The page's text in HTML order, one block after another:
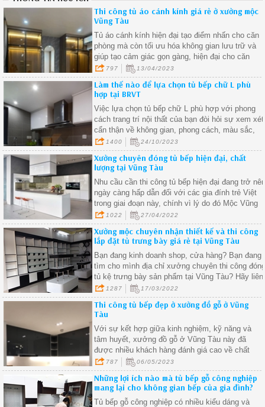
Thi công tủ áo cánh kính giá rẻ ở xưởng mộc
Vũng Tàu
Tủ áo cánh kính hiện đại tạo điểm nhấn cho căn
phòng mà còn tối ưu hóa không gian lưu trữ và
giúp tạo cảm giác gọn gàng, hiện đại cho căn
phòng
797 13/04/2023
Làm thế nào để lựa chọn tủ bếp chữ L phù
hợp tại BRVT
Việc lựa chọn tủ bếp chữ L phù hợp với phong
cách trang trí nội thất của bạn đòi hỏi sự xem xét
cẩn thận về không gian, phong cách, màu sắc,
chất liệu và thiết kế.
1400 24/10/2023
Xưởng chuyên đóng tủ bếp hiện đại, chất
lượng tại Vũng Tàu
Nhu cầu cần thi công tủ bếp hiện đại đang trở
ngày càng hấp dẫn đối với các gia đính trẻ Việt
trong giai đoạn này, chính vì lý do đó Mộc Vũng
Tàu đã nắm bắt được xu hướng nên chúng tôi
sẵn sàng lên thiết kế và thi công nội thất phòng
bếp cho quý khách.
1022 27/04/2022
Xưởng mộc chuyên nhận thiết kế và thi công
lắp đặt tủ trưng bày giá rẻ tại Vũng Tàu
Bạn đang kinh doanh shop, cửa hàng? Bạn đang
tìm cho mình địa chỉ xưởng chuyên thi công
tủ kệ trưng bày sản phẩm tại Vũng Tàu? Hãy liên
hệ với Xưởng Mộc Vũng Tàu ngay để nhận được
những ưu đãi tôt nhất.
1287 17/03/2022
Thi công tủ bếp đẹp ở xưởng đồ gỗ ở Vũng
Tàu
Với sự kết hợp giữa kinh nghiệm, kỹ năng và
tâm huyết, xưởng đồ gỗ ở Vũng Tàu này đã
được nhiều khách hàng đánh giá cao về chất
lượng sản phẩm và dịch vụ
787 06/05/2023
Những lợi ích nào mà tủ bếp gỗ công nghiệp
mang lại cho không gian bếp của gia đình?
Tủ bếp gỗ công nghiệp có nhiều kiểu dáng và